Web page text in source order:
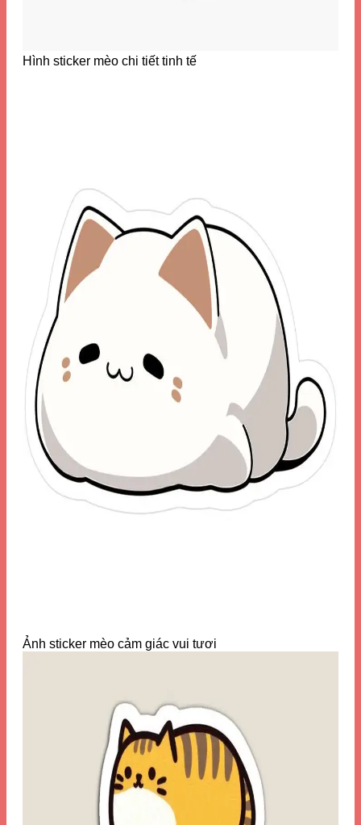
Hình sticker mèo chi tiết tinh tế
Ảnh sticker mèo cảm giác vui tươi